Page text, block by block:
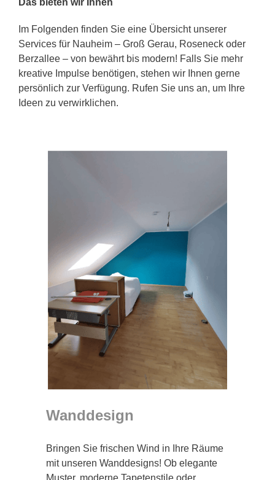
Im Folgenden finden Sie eine Übersicht unserer
Services für Nauheim – Groß Gerau, Roseneck oder
Berzallee – von bewährt bis modern! Falls Sie mehr
kreative Impulse benötigen, stehen wir Ihnen gerne
persönlich zur Verfügung. Rufen Sie uns an, um Ihre
Ideen zu verwirklichen.
Wanddesign
Bringen Sie frischen Wind in Ihre Räume
mit unseren Wanddesigns! Ob elegante
Muster, moderne Tapetenstile oder